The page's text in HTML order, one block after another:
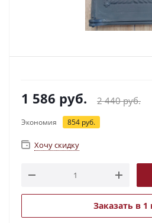
1 586 руб. 2 440руб.
Экономия 854 руб.
Хочу скидку
Заказать в 1